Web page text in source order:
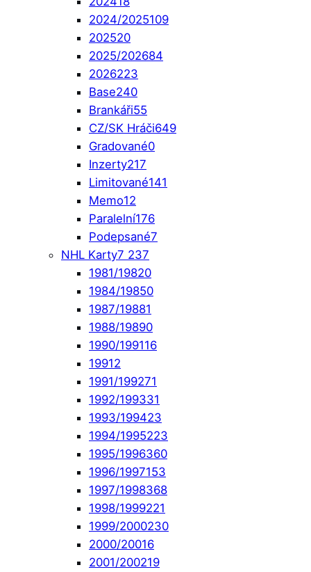
2024/2025109
202520
2025/202684
2026223
Base240
Brankáři55
CZ/SK Hráči649
Gradované0
Inzerty217
Limitované141
Memo12
Paralelní176
Podepsané7
NHL Karty7 237
1981/19820
1984/19850
1987/19881
1988/19890
1990/199116
19912
1991/199271
1992/199331
1993/199423
1994/1995223
1995/1996360
1996/1997153
1997/1998368
1998/1999221
1999/2000230
2000/20016
2001/200219